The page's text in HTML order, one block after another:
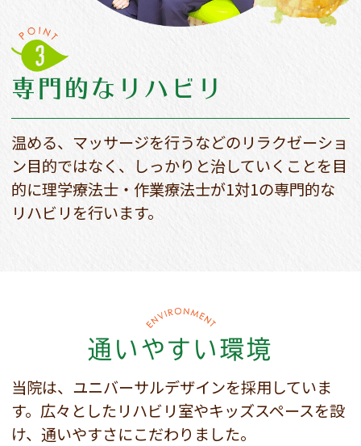
専門的なリハビリ
温める、マッサージを行うなどのリラクゼーショ
ン目的ではなく、しっかりと治していくことを目
的に理学療法士・作業療法士が1対1の専門的な
リハビリを行います。
通いやすい環境
当院は、ユニバーサルデザインを採用していま
す。 広々としたリハビリ室やキッズスペースを設
け、通いやすさにこだわりました。